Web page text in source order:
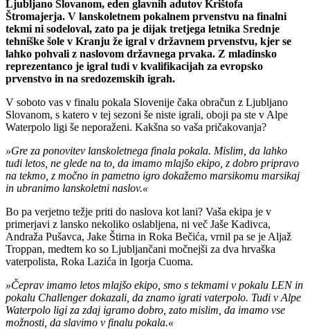
Ljubljano Slovanom, eden glavnih adutov Krištofa
Štromajerja. V lanskoletnem pokalnem prvenstvu na finalni
tekmi ni sodeloval, zato pa je dijak tretjega letnika Srednje
tehniške šole v Kranju že igral v državnem prvenstvu, kjer se
lahko pohvali z naslovom državnega prvaka. Z mladinsko
reprezentanco je igral tudi v kvalifikacijah za evropsko
prvenstvo in na sredozemskih igrah.
V soboto vas v finalu pokala Slovenije čaka obračun z Ljubljano
Slovanom, s katero v tej sezoni še niste igrali, oboji pa ste v Alpe
Waterpolo ligi še neporaženi. Kakšna so vaša pričakovanja?
»Gre za ponovitev lanskoletnega finala pokala. Mislim, da lahko
tudi letos, ne glede na to, da imamo mlajšo ekipo, z dobro pripravo
na tekmo, z močno in pametno igro dokažemo marsikomu marsikaj
in ubranimo lanskoletni naslov.«
Bo pa verjetno težje priti do naslova kot lani? Vaša ekipa je v
primerjavi z lansko nekoliko oslabljena, ni več Jaše Kadivca,
Andraža Pušavca, Jake Štirna in Roka Bečića, vrnil pa se je Aljaž
Troppan, medtem ko so Ljubljančani močnejši za dva hrvaška
vaterpolista, Roka Lazića in Igorja Cuoma.
»Čeprav imamo letos mlajšo ekipo, smo s tekmami v pokalu LEN in
pokalu Challenger dokazali, da znamo igrati vaterpolo. Tudi v Alpe
Waterpolo ligi za zdaj igramo dobro, zato mislim, da imamo vse
možnosti, da slavimo v finalu pokala.«